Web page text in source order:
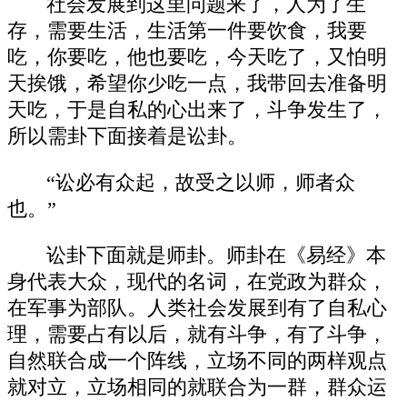
社会发展到这里问题来了，人为了生
存，需要生活，生活第一件要饮食，我要
吃，你要吃，他也要吃，今天吃了，又怕明
天挨饿，希望你少吃一点，我带回去准备明
天吃，于是自私的心出来了，斗争发生了，
所以需卦下面接着是讼卦。
“讼必有众起，故受之以师，师者众
也。”
讼卦下面就是师卦。师卦在《易经》本
身代表大众，现代的名词，在党政为群众，
在军事为部队。人类社会发展到有了自私心
理，需要占有以后，就有斗争，有了斗争，
自然联合成一个阵线，立场不同的两样观点
就对立，立场相同的就联合为一群，群众运